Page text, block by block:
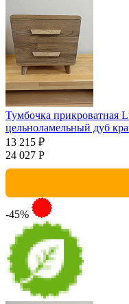
Тумбочка прикроватная
цельноламельный дуб
13 215 ₽
24 027 Р
-45%